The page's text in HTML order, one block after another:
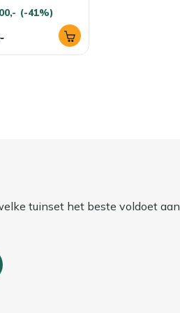
(-41%)
tuinset het beste voldoet aan